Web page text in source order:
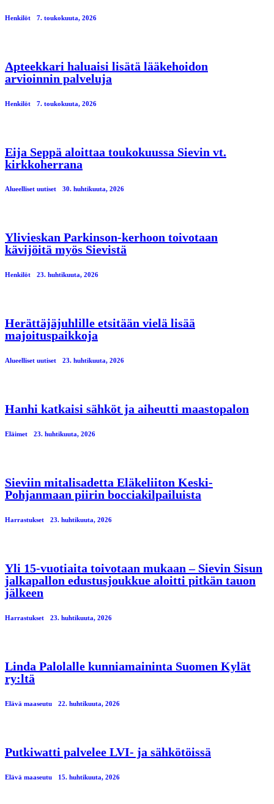
Henkilöt 7. toukokuuta, 2026
Apteekkari haluaisi lisätä lääkehoidon
arvioinnin palveluja
Henkilöt 7. toukokuuta, 2026
Eija Seppä aloittaa toukokuussa Sievin vt.
kirkkoherrana
Alueelliset uutiset 30. huhtikuuta, 2026
Ylivieskan Parkinson-kerhoon toivotaan
kävijöitä myös Sievistä
Henkilöt 23. huhtikuuta, 2026
Herättäjäjuhlille etsitään vielä lisää
majoituspaikkoja
Alueelliset uutiset 23. huhtikuuta, 2026
Hanhi katkaisi sähköt ja aiheutti maastopalon
Eläimet 23. huhtikuuta, 2026
Sieviin mitalisadetta Eläkeliiton Keski-
Pohjanmaan piirin bocciakilpailuista
Harrastukset 23. huhtikuuta, 2026
Yli 15-vuotiaita toivotaan mukaan – Sievin Sisun
jalkapallon edustusjoukkue aloitti pitkän tauon
jälkeen
Harrastukset 23. huhtikuuta, 2026
Linda Palolalle kunniamaininta Suomen Kylät
ry:ltä
Elävä maaseutu 22. huhtikuuta, 2026
Putkiwatti palvelee LVI- ja sähkötöissä
Elävä maaseutu 15. huhtikuuta, 2026